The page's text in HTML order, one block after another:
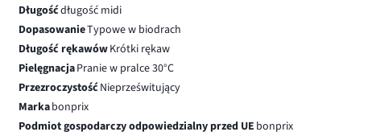
Długośćdługość midi
DopasowanieTypowe w biodrach
Długość rękawówKrótki rękaw
PielęgnacjaPranie w pralce 30°C
PrzezroczystośćNieprześwitujący
Markabonprix
Podmiot gospodarczy odpowiedzialny przed UE bonprix